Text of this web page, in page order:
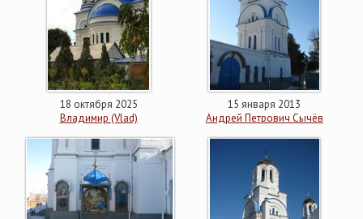
18 октября 2025
Владимир (Vlad)
15 января 2013
Андрей Петрович Сычёв